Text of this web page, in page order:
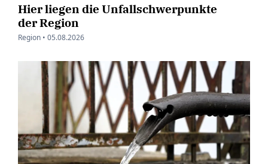
Hier liegen die Unfallschwerpunkte
der Region
Region • 05.08.2026